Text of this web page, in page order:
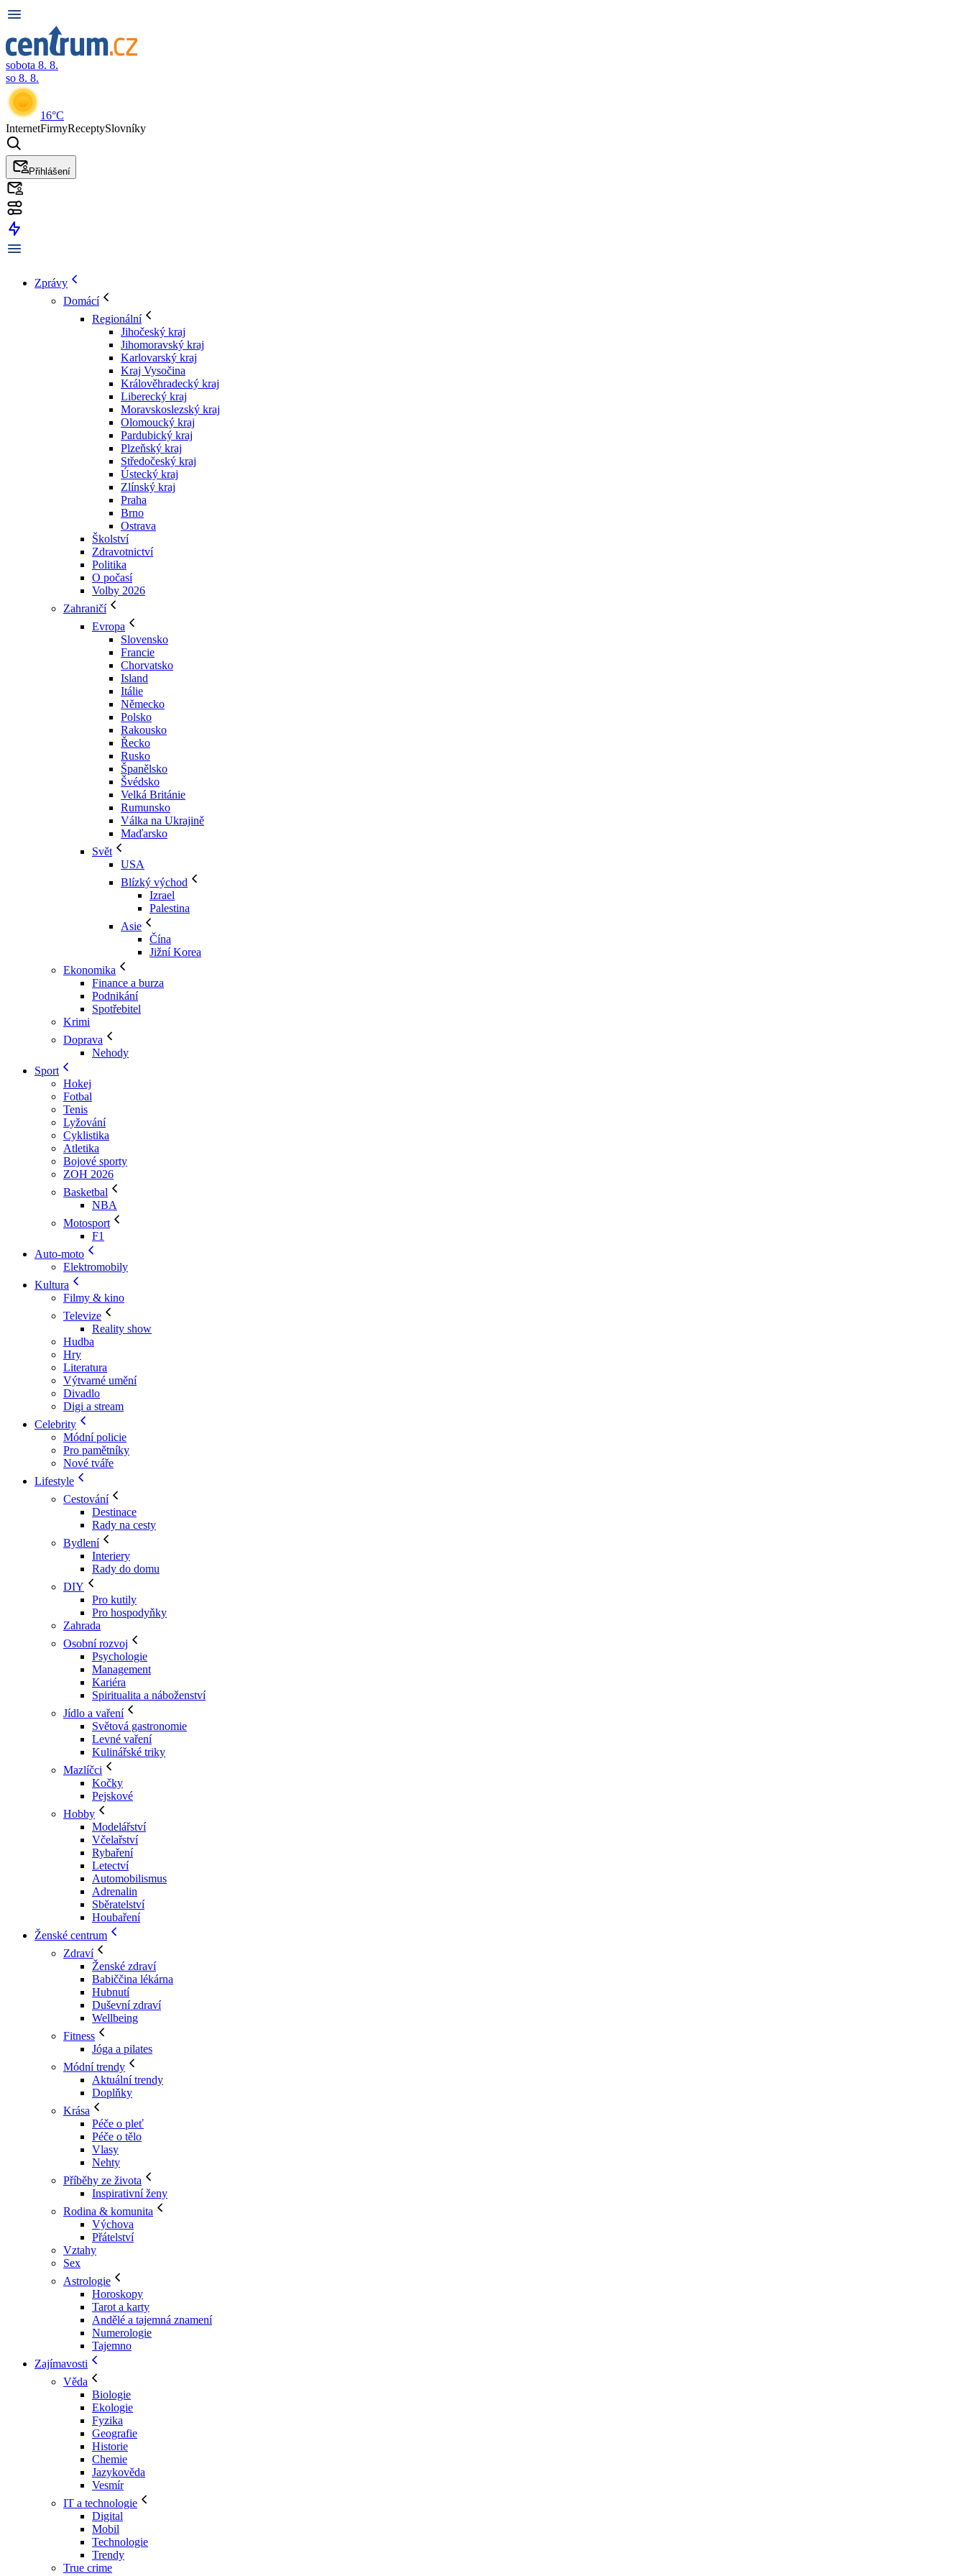
sobota 8. 8.
so 8. 8.
16°C
InternetFirmyReceptySlovníky
Přihlášení
Zprávy
Domácí
Regionální
Jihočeský kraj
Jihomoravský kraj
Karlovarský kraj
Kraj Vysočina
Králověhradecký kraj
Liberecký kraj
Moravskoslezský kraj
Olomoucký kraj
Pardubický kraj
Plzeňský kraj
Středočeský kraj
Ústecký kraj
Zlínský kraj
Praha
Brno
Ostrava
Školství
Zdravotnictví
Politika
O počasí
Volby 2026
Zahraničí
Evropa
Slovensko
Francie
Chorvatsko
Island
Itálie
Německo
Polsko
Rakousko
Řecko
Rusko
Španělsko
Švédsko
Velká Británie
Rumunsko
Válka na Ukrajině
Maďarsko
Svět
USA
Blízký východ
Izrael
Palestina
Asie
Čína
Jižní Korea
Ekonomika
Finance a burza
Podnikání
Spotřebitel
Krimi
Doprava
Nehody
Sport
Hokej
Fotbal
Tenis
Lyžování
Cyklistika
Atletika
Bojové sporty
ZOH 2026
Basketbal
NBA
Motosport
F1
Auto-moto
Elektromobily
Kultura
Filmy & kino
Televize
Reality show
Hudba
Hry
Literatura
Výtvarné umění
Divadlo
Digi a stream
Celebrity
Módní policie
Pro pamětníky
Nové tváře
Lifestyle
Cestování
Destinace
Rady na cesty
Bydlení
Interiery
Rady do domu
DIY
Pro kutily
Pro hospodyňky
Zahrada
Osobní rozvoj
Psychologie
Management
Kariéra
Spiritualita a náboženství
Jídlo a vaření
Světová gastronomie
Levné vaření
Kulinářské triky
Mazlíčci
Kočky
Pejskové
Hobby
Modelářství
Včelařství
Rybaření
Letectví
Automobilismus
Adrenalin
Sběratelství
Houbaření
Ženské centrum
Zdraví
Ženské zdraví
Babiččina lékárna
Hubnutí
Duševní zdraví
Wellbeing
Fitness
Jóga a pilates
Módní trendy
Aktuální trendy
Doplňky
Krása
Péče o pleť
Péče o tělo
Vlasy
Nehty
Příběhy ze života
Inspirativní ženy
Rodina & komunita
Výchova
Přátelství
Vztahy
Sex
Astrologie
Horoskopy
Tarot a karty
Andělé a tajemná znamení
Numerologie
Tajemno
Zajímavosti
Věda
Biologie
Ekologie
Fyzika
Geografie
Historie
Chemie
Jazykověda
Vesmír
IT a technologie
Digital
Mobil
Technologie
Trendy
True crime